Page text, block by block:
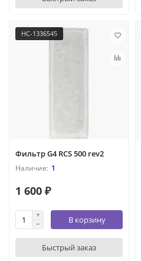
НС-1336545
Фильтр G4 RCS 500 rev2
1
1 600 ₽
В корзину
Быстрый заказ